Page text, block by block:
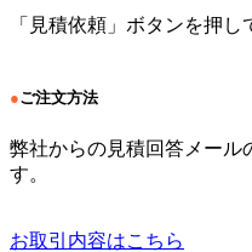
「見積依頼」ボタンを押し
●ご注文方法
弊社からの見積回答メール
す。
お取引内容はこちら